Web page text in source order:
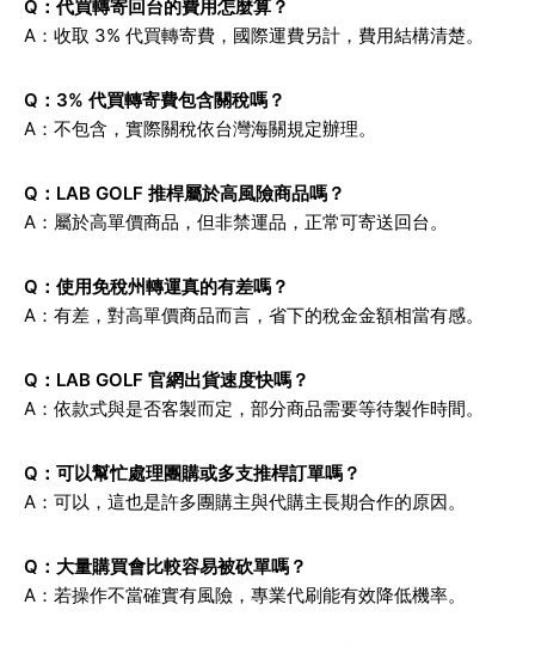
Q：代買轉寄回台的費用怎麼算？
A：收取 3% 代買轉寄費，國際運費另計，費用結構清楚。
Q：3% 代買轉寄費包含關稅嗎？
A：不包含，實際關稅依台灣海關規定辦理。
Q：LAB GOLF 推桿屬於高風險商品嗎？
A：屬於高單價商品，但非禁運品，正常可寄送回台。
Q：使用免稅州轉運真的有差嗎？
A：有差，對高單價商品而言，省下的稅金金額相當有感。
Q：LAB GOLF 官網出貨速度快嗎？
A：依款式與是否客製而定，部分商品需要等待製作時間。
Q：可以幫忙處理團購或多支推桿訂單嗎？
A：可以，這也是許多團購主與代購主長期合作的原因。
Q：大量購買會比較容易被砍單嗎？
A：若操作不當確實有風險，專業代刷能有效降低機率。